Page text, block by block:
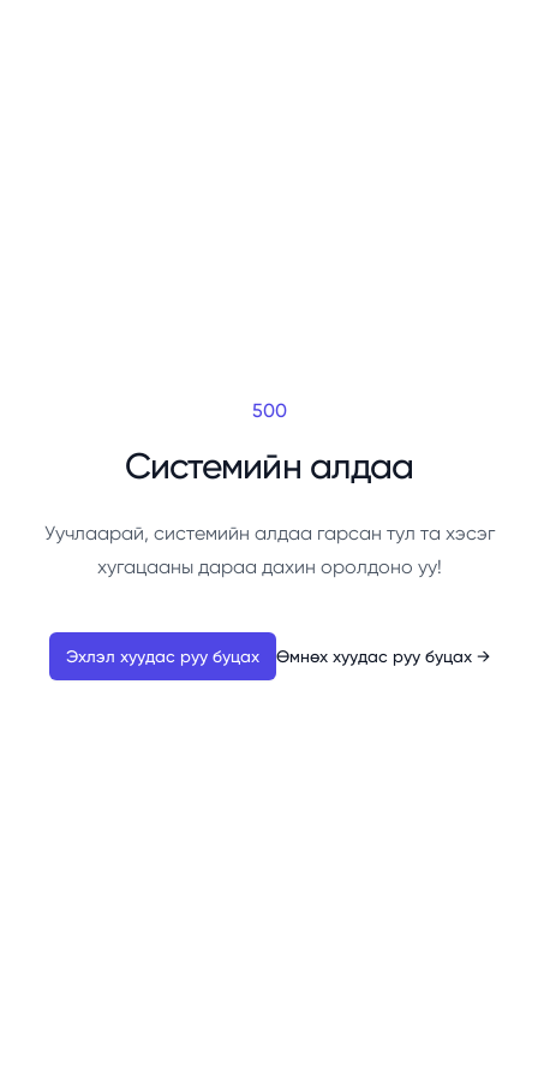
500
Системийн алдаа
Уучлаарай, системийн алдаа гарсан тул та хэсэг
хугацааны дараа дахин оролдоно уу!
Эхлэл хуудас руу буцах Өмнөх хуудас руу буцах →